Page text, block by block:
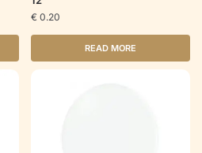
€ 0.20
READ MORE